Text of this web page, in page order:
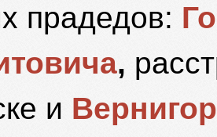
прадедов:
,
и